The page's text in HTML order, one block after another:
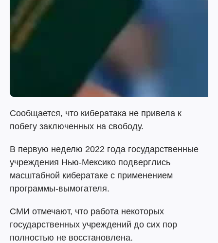
Сообщается, что кибератака не привела к
побегу заключенных на свободу.
В первую неделю 2022 года государственные
учреждения Нью-Мексико подверглись
масштабной кибератаке с применением
программы-вымогателя.
СМИ отмечают, что работа некоторых
государственных учреждений до сих пор
полностью не восстановлена.